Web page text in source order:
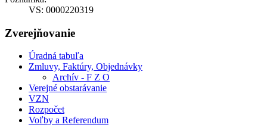
VS: 0000220319
Zverejňovanie
Úradná tabuľa
Zmluvy, Faktúry, Objednávky
Archív - F Z O
Verejné obstarávanie
VZN
Rozpočet
Voľby a Referendum